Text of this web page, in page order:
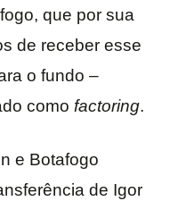
que por sua
de receber esse
o fundo –
como factoring.
e Botafogo
de Igor